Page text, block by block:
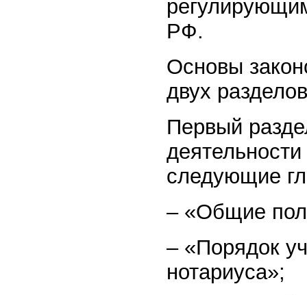
РФ.
Основы
двух
Первый
следующие
– «Общие
– «Порядок
нотариуса»;